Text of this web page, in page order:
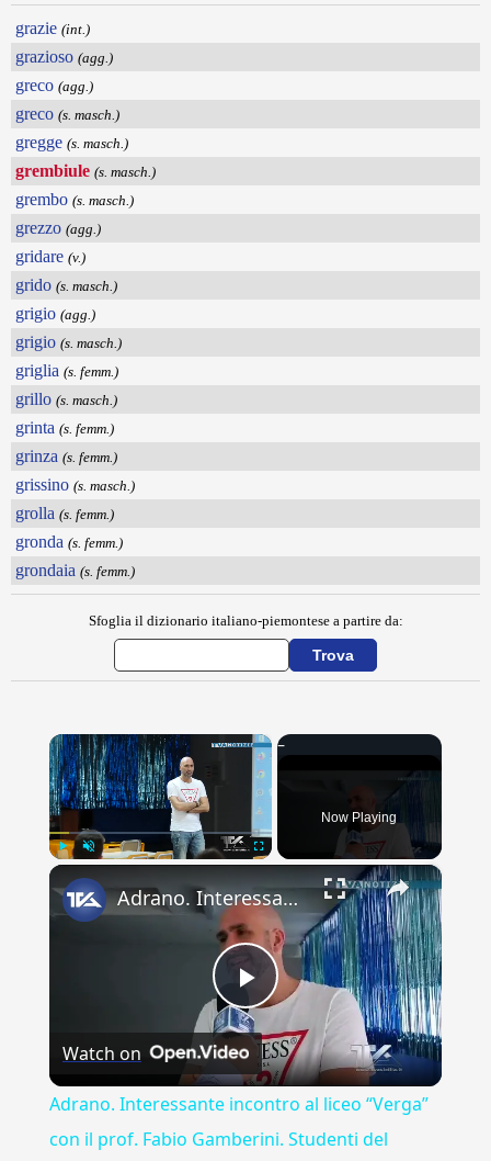
grazie (int.)
grazioso (agg.)
greco (agg.)
greco (s. masch.)
gregge (s. masch.)
grembiule (s. masch.)
grembo (s. masch.)
grezzo (agg.)
gridare (v.)
grido (s. masch.)
grigio (agg.)
grigio (s. masch.)
griglia (s. femm.)
grillo (s. masch.)
grinta (s. femm.)
grinza (s. femm.)
grissino (s. masch.)
grolla (s. femm.)
gronda (s. femm.)
grondaia (s. femm.)
Sfoglia il dizionario italiano-piemontese a partire da:
×
Now Playing
×
Play
Video
Adrano. Interessante incontro al liceo “Verga” con il prof. Fabio Gamberini. Studenti del Linguistic
Watch on
Adrano. Interessante incontro al liceo “Verga”
con il prof. Fabio Gamberini. Studenti del